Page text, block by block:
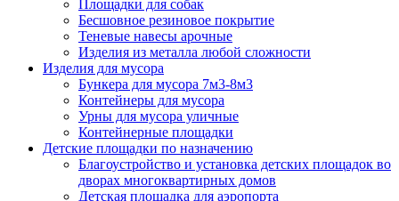
Площадки для собак
Бесшовное резиновое покрытие
Теневые навесы арочные
Изделия из металла любой сложности
Изделия для мусора
Бункера для мусора 7м3-8м3
Контейнеры для мусора
Урны для мусора уличные
Контейнерные площадки
Детские площадки по назначению
Благоустройство и установка детских площадок во
дворах многоквартирных домов
Детская площадка для аэропорта